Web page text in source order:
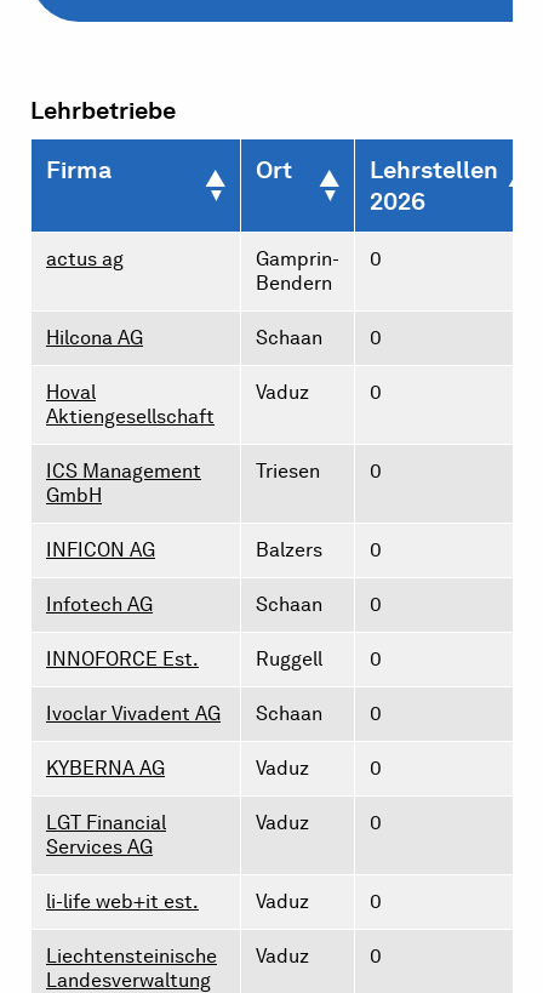
Lehrbetriebe
Firma Ort
Lehrstellen
2026
actus ag
Gamprin-
Bendern
0
Hilcona AG Schaan 0
Hoval
Aktiengesellschaft
Vaduz 0
ICS Management
GmbH
Triesen 0
INFICON AG Balzers 0
Infotech AG Schaan 0
INNOFORCE Est. Ruggell 0
Ivoclar Vivadent AG Schaan 0
KYBERNA AG Vaduz 0
LGT Financial
Services AG
Vaduz 0
li-life web+it est. Vaduz 0
Liechtensteinische
Landesverwaltung
Vaduz 0